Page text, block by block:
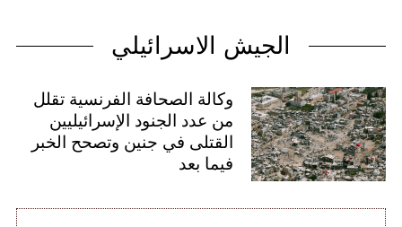
الجيش الاسرائيلي
وكالة الصحافة الفرنسية تقلل
من عدد الجنود الإسرائيليين
القتلى في جنين وتصحح الخبر
فيما بعد